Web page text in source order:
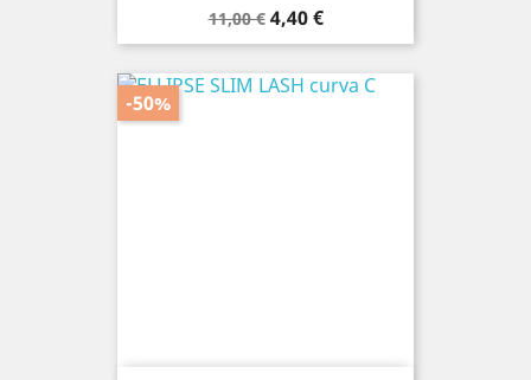
Prezzo
base
11,00 € Prezzo
4,40 €
-50%